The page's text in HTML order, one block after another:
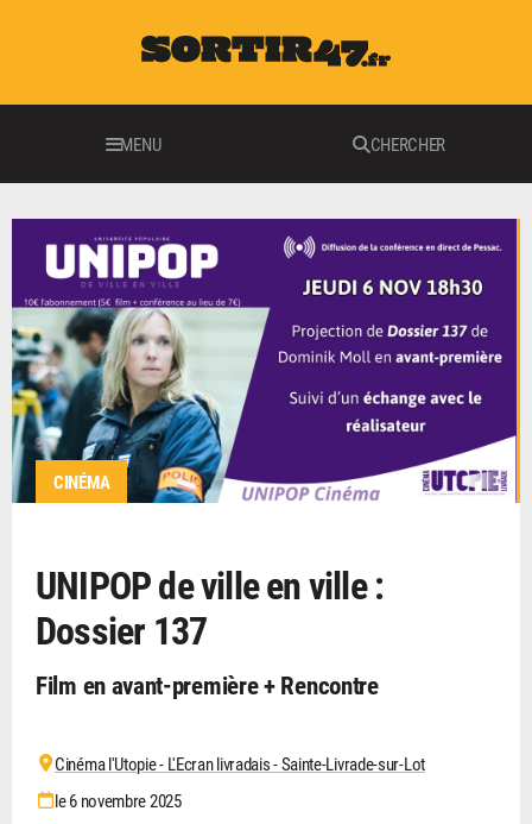
MENU CHERCHER
CINÉMA
UNIPOP de ville en ville :
Dossier 137
Film en avant-première + Rencontre
Cinéma l'Utopie - L'Ecran livradais - Sainte-Livrade-sur-Lot
le 6 novembre 2025